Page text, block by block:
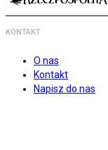
KONTAKT
O nas
Kontakt
Napisz do nas